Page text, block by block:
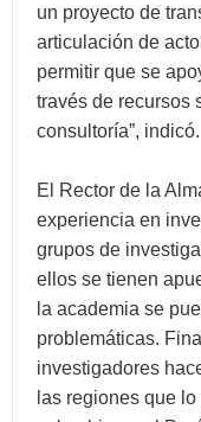
un proyecto de
articulación de
permitir que se
través de recursos
consultoría”, indicó.
El Rector de la
experiencia en
grupos de
ellos se tienen
la academia se
problemáticas.
investigadores
las regiones que